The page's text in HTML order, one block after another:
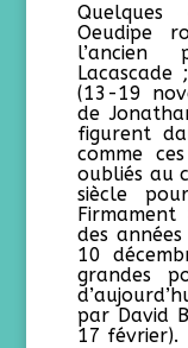
Quelques
Oeudipe
(13-19
de
figurent
comme
oubliés au
siècle
des
10
grandes
par David
17 février).